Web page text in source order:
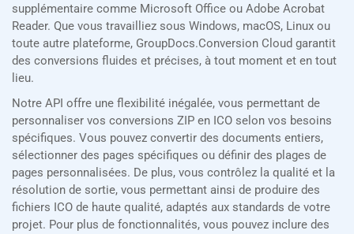
supplémentaire comme Microsoft Office ou Adobe Acrobat
Reader. Que vous travailliez sous Windows, macOS, Linux ou
toute autre plateforme, GroupDocs.Conversion Cloud garantit
des conversions fluides et précises, à tout moment et en tout
lieu.
Notre API offre une flexibilité inégalée, vous permettant de
personnaliser vos conversions ZIP en ICO selon vos besoins
spécifiques. Vous pouvez convertir des documents entiers,
sélectionner des pages spécifiques ou définir des plages de
pages personnalisées. De plus, vous contrôlez la qualité et la
résolution de sortie, vous permettant ainsi de produire des
fichiers ICO de haute qualité, adaptés aux standards de votre
projet. Pour plus de fonctionnalités, vous pouvez inclure des